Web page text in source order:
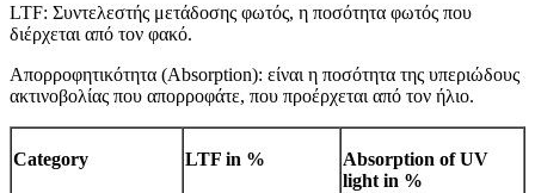
LTF: Συντελεστής μετάδοσης φωτός, η ποσότητα φωτός που
διέρχεται από τον φακό.
Απορροφητικότητα (Absorption): είναι η ποσότητα της υπεριώδους
ακτινοβολίας που απορροφάτε, που προέρχεται από τον ήλιο.
Category LTF in %
Absorption of UV
light in %